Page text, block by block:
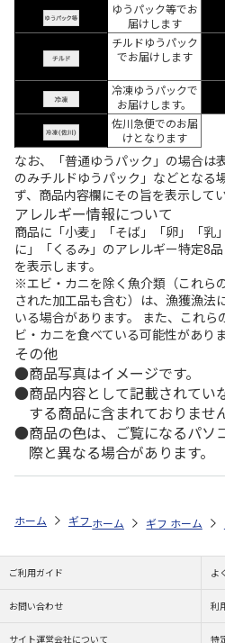
ゆうパック等でお
届けします
チルドゆうパック
でお届けします
冷凍ゆうパックで
お届けします。
佐川急便でのお届
けとなります
なお、「普通ゆうパック」の場合は
のみチルドゆうパック」などとなる
ず、商品内容欄にその旨を表示してい
アレルギー情報について
商品に「小麦」「そば」「卵」「乳
に」「くるみ」のアレルギー特定8
を表示します。
※エビ・カニを除く魚介類（これら
された加工品も含む）は、漁獲漁法
いる場合があります。 また、これら
ビ・カニを食べている可能性がありま
その他
商品写真はイメージです。
商品内容として記載されてい
する商品に含まれておりませ
商品の色は、ご覧になるパソ
際と異なる場合があります。
ホーム ギフトストア お中元・夏ギ
ホーム ギフトストア
ホーム
ご利用ガイド よ
お問い合わせ 利
サイト運営会社について 特